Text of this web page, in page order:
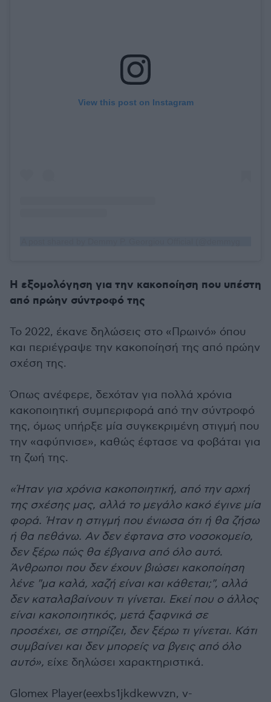
View this post on Instagram
Η εξομολόγηση για την κακοποίηση που υπέστη
από πρώην σύντροφό της
Το 2022, έκανε δηλώσεις στο «Πρωινό» όπου
και περιέγραψε την κακοποίησή της από πρώην
σχέση της.
Όπως ανέφερε, δεχόταν για πολλά χρόνια
κακοποιητική συμπεριφορά από την σύντροφό
της, όμως υπήρξε μία συγκεκριμένη στιγμή που
την «αφύπνισε», καθώς έφτασε να φοβάται για
τη ζωή της.
«Ήταν για χρόνια κακοποιητική, από την αρχή
της σχέσης μας, αλλά το μεγάλο κακό έγινε μία
φορά. Ήταν η στιγμή που ένιωσα ότι ή θα ζήσω
ή θα πεθάνω. Αν δεν έφτανα στο νοσοκομείο,
δεν ξέρω πώς θα έβγαινα από όλο αυτό.
Άνθρωποι που δεν έχουν βιώσει κακοποίηση
λένε "μα καλά, χαζή είναι και κάθεται;", αλλά
δεν καταλαβαίνουν τι γίνεται. Εκεί που ο άλλος
είναι κακοποιητικός, μετά ξαφνικά σε
προσέχει, σε στηρίζει, δεν ξέρω τι γίνεται. Κάτι
συμβαίνει και δεν μπορείς να βγεις από όλο
αυτό», είχε δηλώσει χαρακτηριστικά.
Glomex Player(eexbs1jkdkewvzn, v-